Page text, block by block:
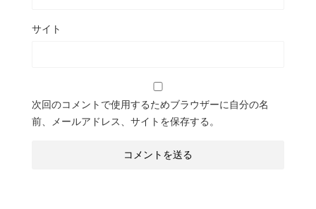
サイト
次回のコメントで使用するためブラウザーに自分の名
前、メールアドレス、サイトを保存する。